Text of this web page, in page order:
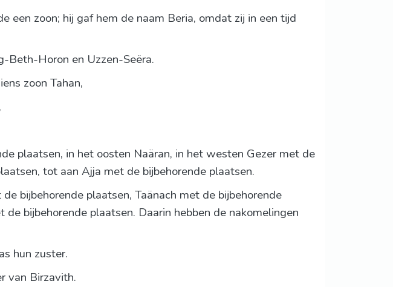
een zoon; hij gaf hem de naam Beria, omdat zij in een tijd
Beth-Horon en Uzzen-Seëra.
zoon Tahan,
plaatsen, in het oosten Naäran, in het westen Gezer met de
tot aan Ajja met de bijbehorende plaatsen.
bijbehorende plaatsen, Taänach met de bijbehorende
bijbehorende plaatsen. Daarin hebben de nakomelingen
hun zuster.
van Birzavith.